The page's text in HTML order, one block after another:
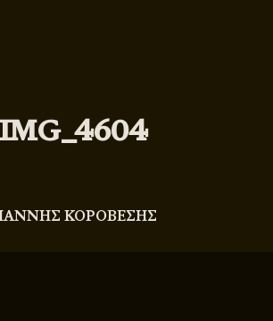
IMG_4604
ΚΟΡΟΒΕΣΗΣ